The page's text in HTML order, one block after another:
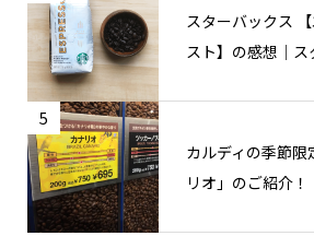
スターバックス
スト】の感想｜ス
5
カルディの季節
リオ」のご紹介